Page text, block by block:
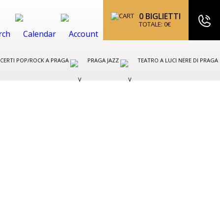
0 BIGLIETTI
TOTALE: 0€
POP/ROCK A PRAGA PRAGA JAZZ TEATRO A LUCI NERE DI PRAGA